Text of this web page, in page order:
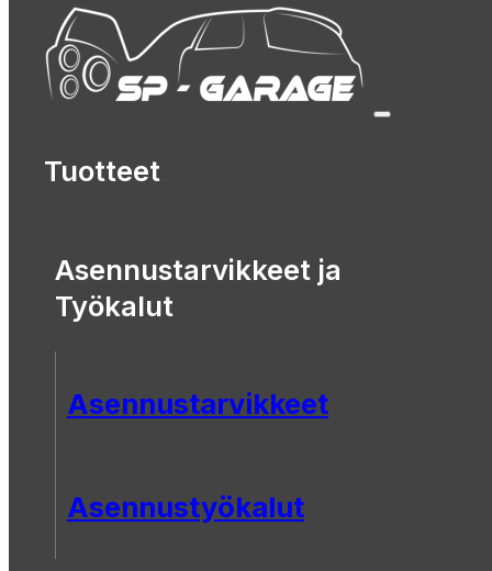
Tuotteet
Asennustarvikkeet ja
Työkalut
Asennustarvikkeet
Asennustyökalut